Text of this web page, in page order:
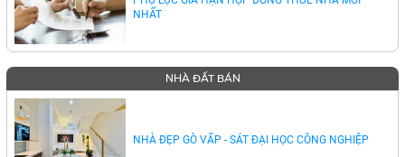
NHẤT
NHÀ ĐẤT BÁN
NHÀ ĐẸP GÒ VẤP - SÁT ĐẠI HỌC CÔNG NGHIỆP